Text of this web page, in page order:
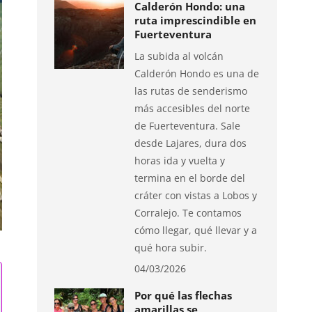
Calderón Hondo: una
ruta imprescindible en
Fuerteventura
La subida al volcán
Calderón Hondo es una de
las rutas de senderismo
más accesibles del norte
de Fuerteventura. Sale
desde Lajares, dura dos
horas ida y vuelta y
termina en el borde del
cráter con vistas a Lobos y
Corralejo. Te contamos
cómo llegar, qué llevar y a
qué hora subir.
04/03/2026
Por qué las flechas
amarillas se